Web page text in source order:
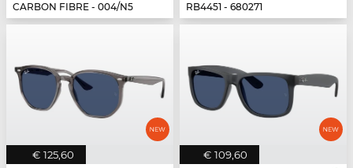
CARBON FIBRE - 004/N5
RB4451 - 680271
€ 125,60 € 109,60